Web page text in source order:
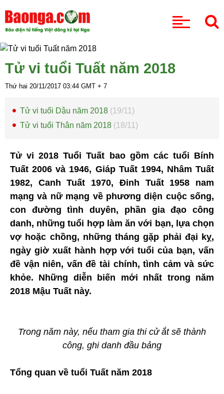
Tử vi tuổi Tuất năm 2018
Thứ hai 20/11/2017 03:44 GMT + 7
Tử vi tuổi Dậu năm 2018 (19/11)
Tử vi tuổi Thân năm 2018 (18/11)
Tử vi 2018 Tuổi Tuất bao gồm các tuổi Bính
Tuất 2006 và 1946, Giáp Tuất 1994, Nhâm Tuất
1982, Canh Tuất 1970, Đinh Tuất 1958 nam
mạng và nữ mạng về phương diện cuộc sống,
con đường tình duyên, phần gia đạo công
danh, những tuổi hợp làm ăn với bạn, lựa chọn
vợ hoặc chồng, những tháng gặp phải đại kỵ,
ngày giờ xuất hành hợp với tuổi của bạn, vấn
đề vận niên, vấn đề tài chính, tình cảm và sức
khỏe. Những diễn biến mới nhất trong năm
2018 Mậu Tuất này.
Trong năm này, nếu tham gia thi cử ắt sẽ thành
công, ghi danh đầu bảng
Tổng quan về tuổi Tuất năm 2018